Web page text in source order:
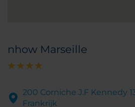
nhow Marseille
200 Corniche J.F Kennedy
Frankrijk